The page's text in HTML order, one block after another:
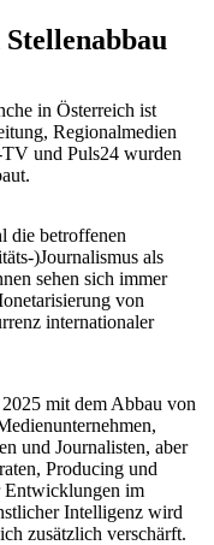
in Österreich ist
Regionalmedien
und Puls24 wurden
die betroffenen
)Journalismus als
sehen sich immer
von
internationaler
mit dem Abbau von
und Journalisten, aber
Producing und
Entwicklungen im
Intelligenz wird
zusätzlich verschärft.